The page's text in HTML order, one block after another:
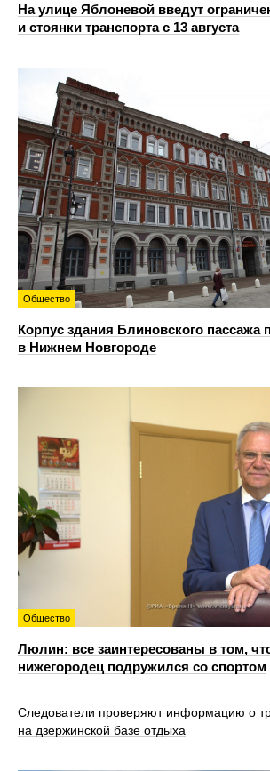
На улице Яблоневой введут
и стоянки транспорта с 13 августа
Общество
Корпус здания Блиновского пассажа
в Нижнем Новгороде
Общество
Люлин: все заинтересованы в том,
нижегородец подружился со спортом
Следователи проверяют информацию о
на дзержинской базе отдыха